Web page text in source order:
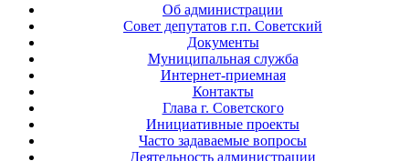
Об администрации
Совет депутатов г.п. Советский
Документы
Муниципальная служба
Интернет-приемная
Контакты
Глава г. Советского
Инициативные проекты
Часто задаваемые вопросы
Деятельность администрации